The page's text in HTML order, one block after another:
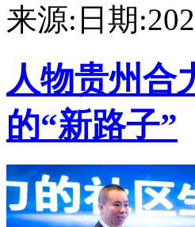
来源: 日期
人物贵州合
的“新路子”